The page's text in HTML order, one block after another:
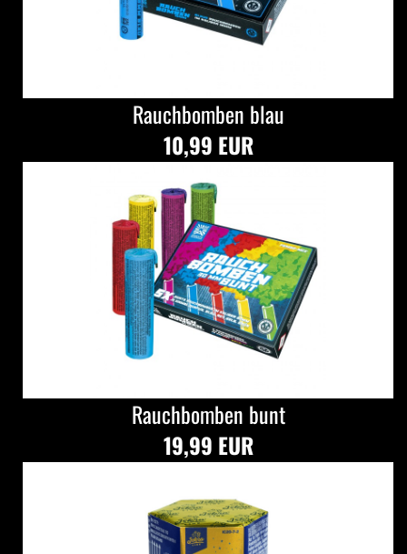
Rauchbomben blau
10,99 EUR
Rauchbomben bunt
19,99 EUR